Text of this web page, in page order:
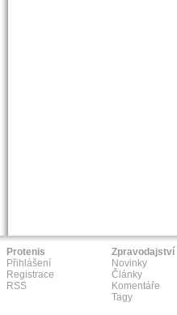
Protenis
Přihlášení
Registrace
RSS
Zpravodajství
Novinky
Články
Komentáře
Tagy